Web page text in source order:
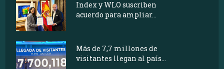
Index y WLO suscriben
acuerdo para ampliar...
Más de 7,7 millones de
visitantes llegan al país...